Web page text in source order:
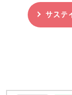
サステ